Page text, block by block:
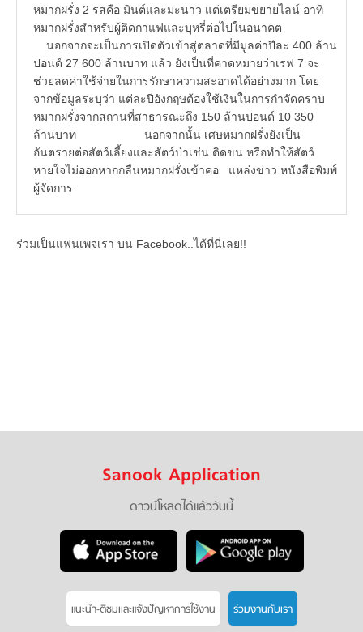
หมากฝรั่ง 2 รสคือ มินต์และมะนาว แต่เตรียมขยายไลน์ อาทิ
หมากฝรั่งสำหรับผู้ติดกาแฟและบุหรี่ต่อไปในอนาคต
นอกจากจะเป็นการเปิดตัวเข้าสู่ตลาดที่มีมูลค่าปีละ 400 ล้าน
ปอนด์ 27 600 ล้านบาท แล้ว ยังเป็นที่คาดหมายว่าเรฟ 7 จะ
ช่วยลดค่าใช้จ่ายในการรักษาความสะอาดได้อย่างมาก โดย
จากข้อมูลระบุว่า แต่ละปีอังกฤษต้องใช้เงินในการกำจัดคราบ
หมากฝรั่งจากสถานที่สาธารณะถึง 150 ล้านปอนด์ 10 350
ล้านบาท นอกจากนั้น เศษหมากฝรั่งยังเป็น
อันตรายต่อสัตว์เลี้ยงและสัตว์ป่าเช่น ติดขน หรือทำให้สัตว์
หายใจไม่ออกหากกลืนหมากฝรั่งเข้าคอ แหล่งข่าว หนังสือพิมพ์
ผู้จัดการ
ร่วมเป็นแฟนเพจเรา บน Facebook..ได้ที่นี่เลย!!
Sanook Application
ดาวน์โหลดได้แล้ววันนี้
แนะนำ-ติชมเเละแจ้งปัญหาการใช้งาน ร่วมงานกับเรา